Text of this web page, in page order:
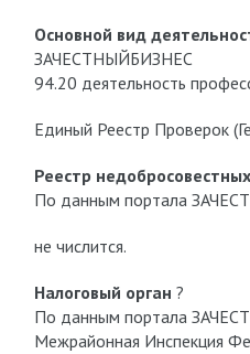
Основной вид
ЗАЧЕСТНЫЙБИЗНЕС
94.20 деятельность
Единый Реестр Проверок
Реестр
По данным портала
не числится.
Налоговый орган ?
По данным портала
Межрайонная Инспекция